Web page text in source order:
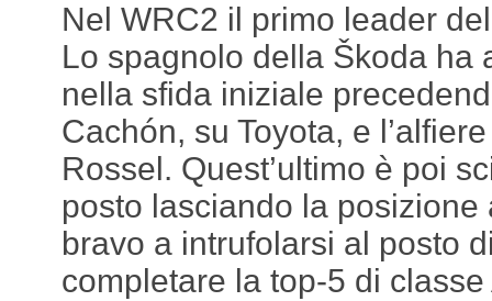
Nel WRC2 il primo leader
Lo spagnolo della Škoda ha
nella sfida iniziale
Cachón, su Toyota, e
Rossel. Quest’ultimo è poi
posto lasciando la posizione
bravo a intrufolarsi al posto
completare la top-5 di